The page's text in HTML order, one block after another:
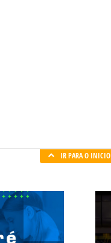
IR PARA O INICIO